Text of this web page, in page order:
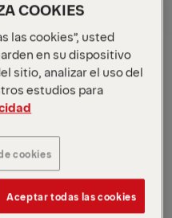
COOKIES
las cookies”, usted
en su dispositivo
sitio, analizar el uso del
estudios para
cookies
Aceptar todas las cookies